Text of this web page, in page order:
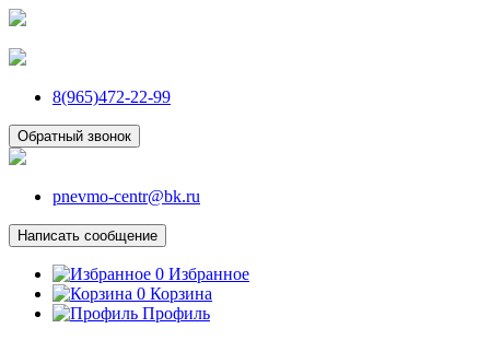
8(965)472-22-99
Обратный звонок
pnevmo-centr@bk.ru
Написать сообщение
0 Избранное
0 Корзина
Профиль